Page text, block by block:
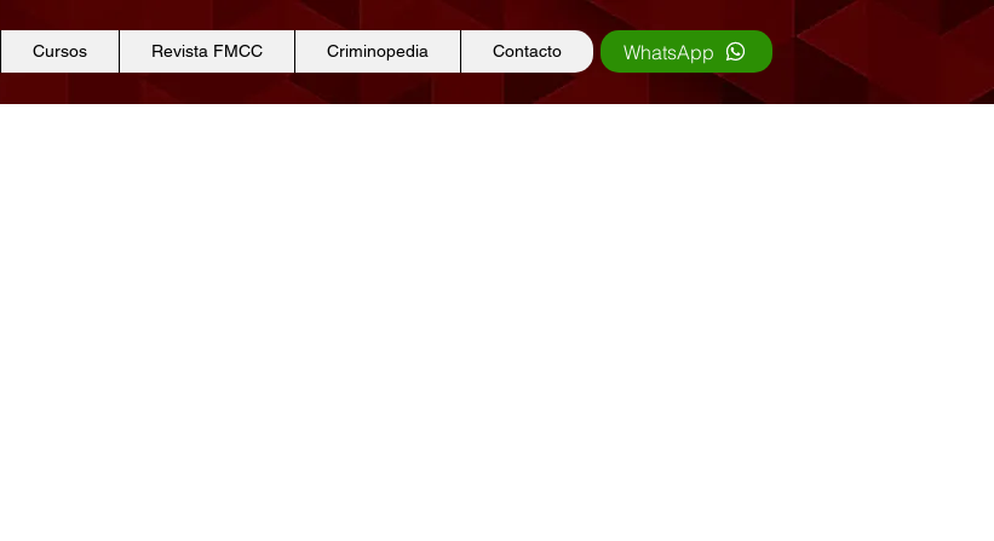
Cursos Revista FMCC Criminopedia Contacto WhatsApp